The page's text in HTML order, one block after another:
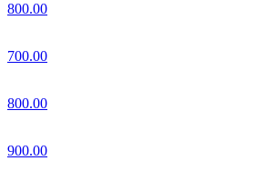
800.00
700.00
800.00
900.00